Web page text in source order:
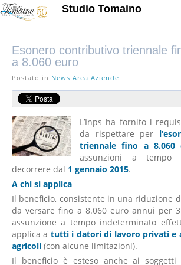
Studio Tomaino
Esonero contributivo triennale
a 8.060 euro
Postato in News Area Aziende
L’Inps ha fornito i
da rispettare per
triennale fino a 8.060
assunzioni a tempo
decorrere dal 1 gennaio 2015.
A chi si applica
Il beneficio, consistente in una riduzione
da versare fino a 8.060 euro annui per
assunzione a tempo indeterminato
applica a tutti i datori di lavoro privati e
agricoli (con alcune limitazioni).
Il beneficio è esteso anche ai